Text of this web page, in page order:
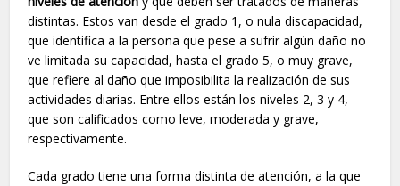
distintas. Estos van desde el grado 1, o nula discapacidad,
que identifica a la persona que pese a sufrir algún daño no
ve limitada su capacidad, hasta el grado 5, o muy grave,
que refiere al daño que imposibilita la realización de sus
actividades diarias. Entre ellos están los niveles 2, 3 y 4,
que son calificados como leve, moderada y grave,
respectivamente.
Cada grado tiene una forma distinta de atención, a la que